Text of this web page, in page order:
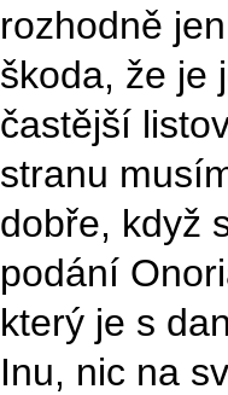
rozhodně
škoda, že je
častější
stranu
dobře, když
podání
který je s
Inu, nic na